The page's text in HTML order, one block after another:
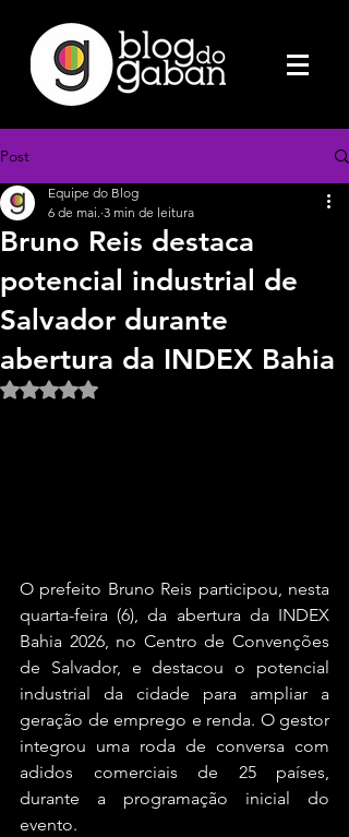
Post
Bruno Reis destaca
potencial industrial de
Salvador durante
abertura da INDEX Bahia
Equipe do Blog
6 de mai. 3 min de leitura
Avaliado com NaN de 5 estrelas.
O prefeito Bruno Reis participou, nesta
quarta-feira (6), da abertura da INDEX
Bahia 2026, no Centro de Convenções
de Salvador, e destacou o potencial
industrial da cidade para ampliar a
geração de emprego e renda. O gestor
integrou uma roda de conversa com
adidos comerciais de 25 países,
durante a programação inicial do
evento.